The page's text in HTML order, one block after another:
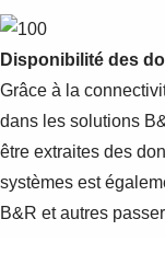
Disponibilité des
Grâce à la
dans les solutions
être extraites des
systèmes est
B&R et autres